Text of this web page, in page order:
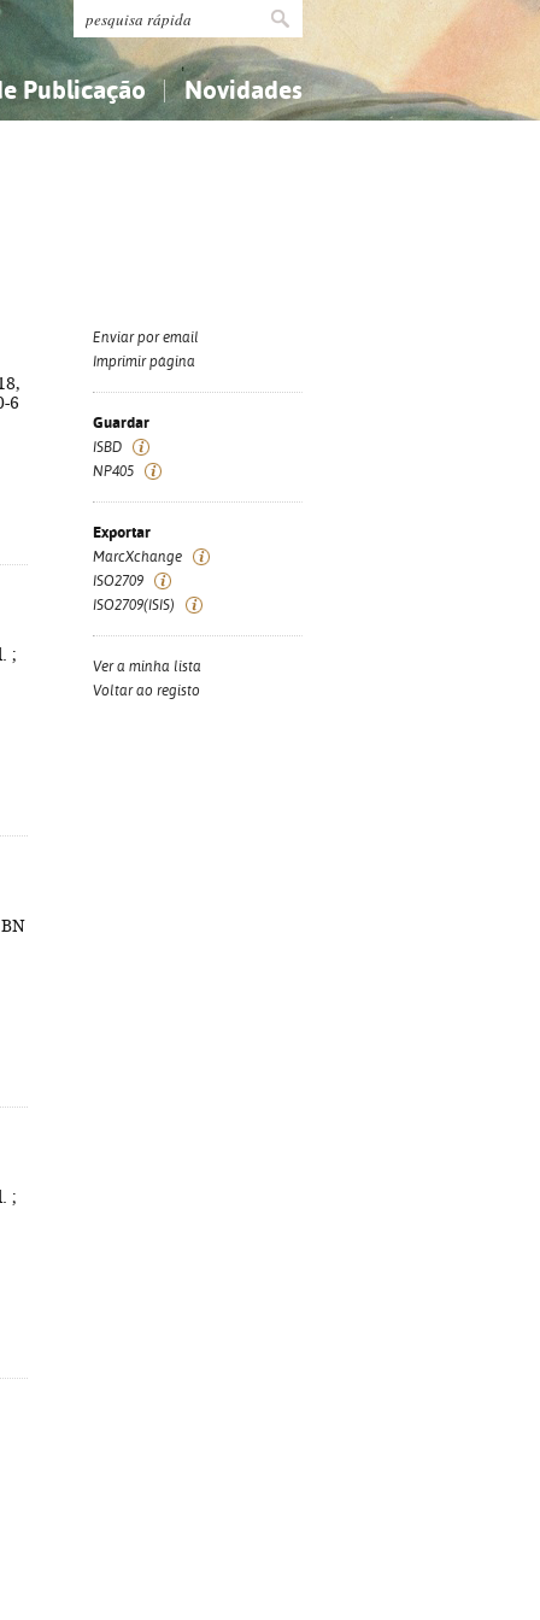
Publicação Novidades
6
;
;
Enviar por email
Imprimir página
Guardar
ISBD
NP405
Exportar
MarcXchange
ISO2709
ISO2709(ISIS)
Ver a minha lista
Voltar ao registo